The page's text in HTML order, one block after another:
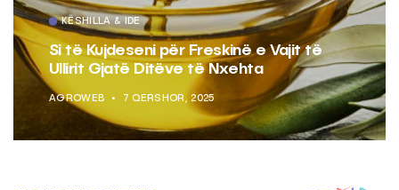
KËSHILLA & IDE
Si të Kujdeseni për Freskinë e Vajit të
Ullirit Gjatë Ditëve të Nxehta
AGROWEB 7 QERSHOR, 2025